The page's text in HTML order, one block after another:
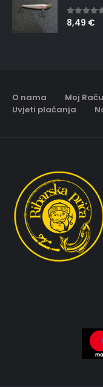
5.00
8,49 €
O nama Moj
Uvjeti plaćanja